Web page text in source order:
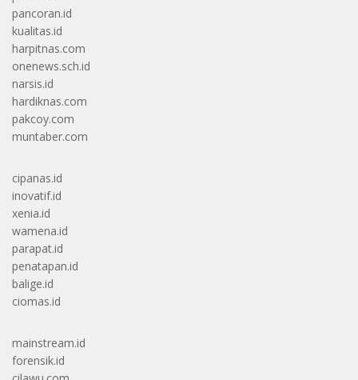
pancoran.id
kualitas.id
harpitnas.com
onenews.sch.id
narsis.id
hardiknas.com
pakcoy.com
muntaber.com
cipanas.id
inovatif.id
xenia.id
wamena.id
parapat.id
penatapan.id
balige.id
ciomas.id
mainstream.id
forensik.id